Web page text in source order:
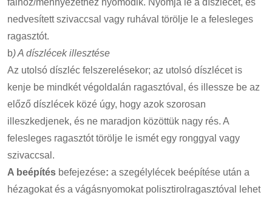
nedvesített szivaccsal vagy ruhával törölje le a felesleges
ragasztót.
b) A díszlécek illesztése
Az utolsó díszléc felszerelésekor; az utolsó díszlécet is
kenje be mindkét végoldalán ragasztóval, és illessze be az
előző díszlécek közé úgy, hogy azok szorosan
illeszkedjenek, és ne maradjon közöttük nagy rés. A
felesleges ragasztót törölje le ismét egy ronggyal vagy
szivaccsal.
A beépítés befejezése: a szegélylécek beépítése után a
hézagokat és a vágásnyomokat polisztirolragasztóval lehet